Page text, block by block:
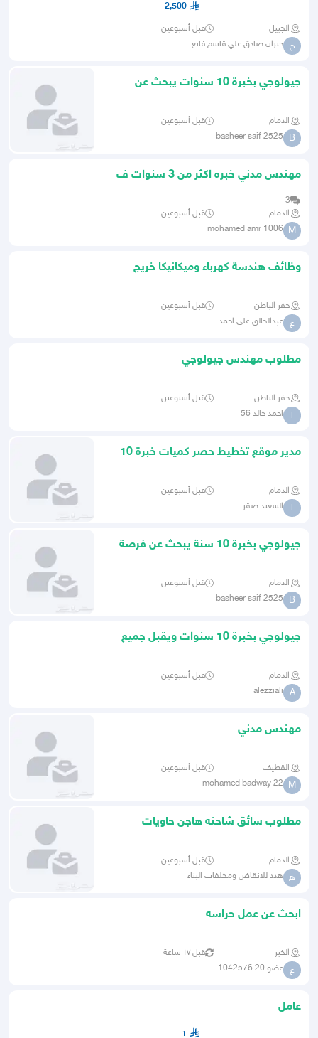
2,500
الجبيل قبل أسبوعين
ج جبران صادق علي قاسم فايع
جيولوجي بخبرة 10 سنوات يبحث عن
الدمام قبل أسبوعين
B
basheer saif 2525
مهندس مدني خبره اكثر من 3 سنوات ف
3
الدمام
قبل أسبوعين
M
mohamed amr 1006
وظائف هندسة كهرباء وميكانيكا خريج
حفر الباطن قبل أسبوعين
ع عبدالخالق علي احمد
مطلوب مهندس جيولوجي
حفر الباطن قبل أسبوعين
ا احمد خالد 56
مدير موقع تخطيط حصر كميات خبرة 10
الدمام قبل أسبوعين
ا السعيد صقر
جيولوجي بخبرة 10 سنة يبحث عن فرصة
الدمام قبل أسبوعين
B
basheer saif 2525
جيولوجي بخبرة 10 سنوات ويقبل جميع
الدمام قبل أسبوعين
A
alezziali
مهندس مدني
القطيف قبل أسبوعين
M
mohamed badway 22
مطلوب سائق شاحنه هاجن حاويات
الدمام قبل أسبوعين
ه هدد للانقاض ومخلفات البناء
ابحث عن عمل حراسه
الخبر قبل ١٧ ساعة
ع عضو 20 1042576
عامل
1